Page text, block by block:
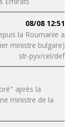
08/08 12:51
la Roumanie a
ministre bulgare)
str-pyv/cel/def
après la
ministre de la